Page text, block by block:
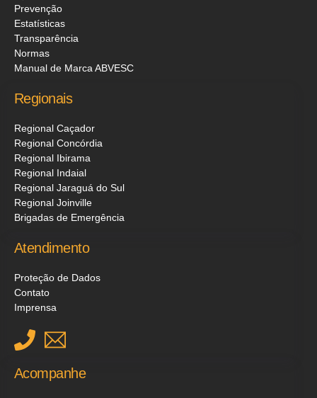
Prevenção
Estatísticas
Transparência
Normas
Manual de Marca ABVESC
Regionais
Regional Caçador
Regional Concórdia
Regional Ibirama
Regional Indaial
Regional Jaraguá do Sul
Regional Joinville
Brigadas de Emergência
Atendimento
Proteção de Dados
Contato
Imprensa
Acompanhe